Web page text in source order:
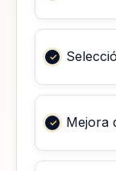
Mejora